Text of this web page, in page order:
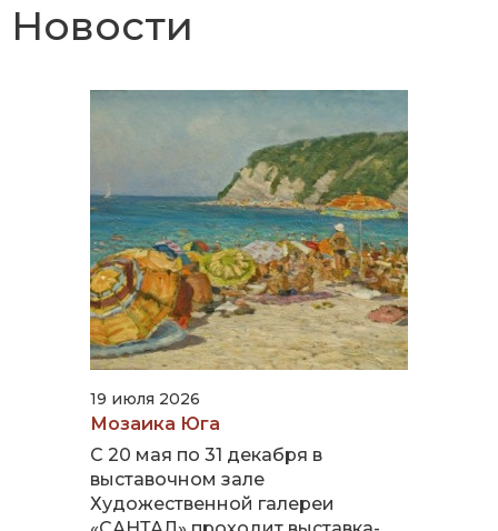
Новости
19 июля 2026
Мозаика Юга
С 20 мая по 31 декабря в
выставочном зале
Художественной галереи